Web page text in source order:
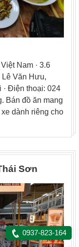
Nam · 3.6
Lê Văn Hưu,
· Điện thoại: 024
Bán đồ ăn mang
dành riêng cho
Sơn
0937-823-164